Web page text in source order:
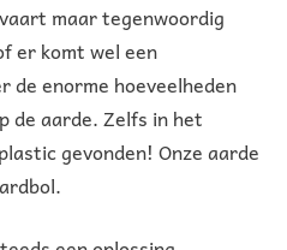
maar tegenwoordig
er komt wel een
enorme hoeveelheden
de aarde. Zelfs in het
gevonden! Onze aarde